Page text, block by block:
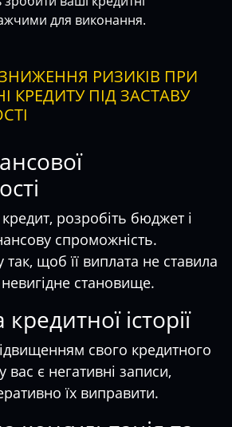
для виконання.
РИЗИКІВ ПРИ
КРЕДИТУ ПІД ЗАСТАВУ
розробіть бюджет і
спроможність.
щоб її виплата не ставила
становище.
історії
свого кредитного
є негативні записи,
їх виправити.